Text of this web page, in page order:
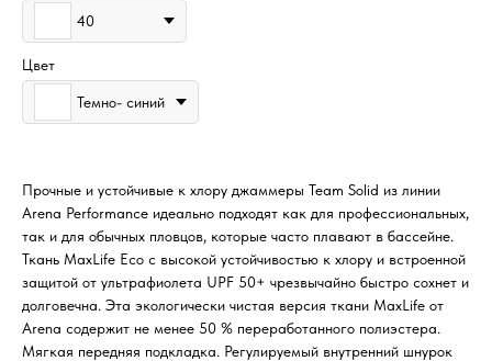
40
Цвет
Темно- синий
Прочные и устойчивые к хлору джаммеры Team Solid из линии
Arena Performance идеально подходят как для профессиональных,
так и для обычных пловцов, которые часто плавают в бассейне.
Ткань MaxLife Eco с высокой устойчивостью к хлору и встроенной
защитой от ультрафиолета UPF 50+ чрезвычайно быстро сохнет и
долговечна. Эта экологически чистая версия ткани MaxLife от
Arena содержит не менее 50 % переработанного полиэстера.
Мягкая передняя подкладка. Регулируемый внутренний шнурок